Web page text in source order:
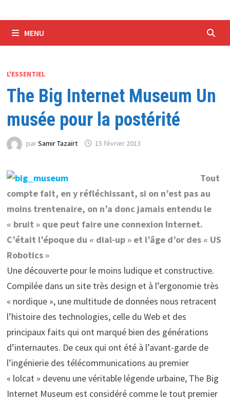
MENU
L'ESSENTIEL
The Big Internet Museum Un
musée pour la postérité
parSamir Tazaïrt 15 février 2013
Tout
compte fait, en y réfléchissant, si on n’est pas au
moins trentenaire, on n’a donc jamais entendu le
« bruit » que peut faire une connexion Internet.
C’était l’époque du « dial-up » et l’âge d’or des « US
Robotics »
Une découverte pour le moins ludique et constructive.
Compilée dans un site très design et à l’ergonomie très
« nordique », une multitude de données nous retracent
l’histoire des technologies, celle du Web et des
principaux faits qui ont marqué bien des générations
d’internautes. De ceux qui ont été à l’avant-garde de
l’ingénierie des télécommunications au premier
« lolcat » devenu une véritable légende urbaine, The Big
Internet Museum est considéré comme le tout premier